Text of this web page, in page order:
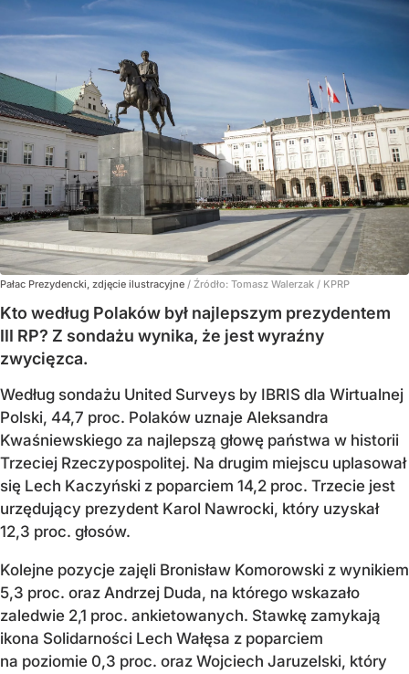
Pałac Prezydencki, zdjęcie ilustracyjne / Źródło: Tomasz Walerzak / KPRP
Kto według Polaków był najlepszym prezydentem
III RP? Z sondażu wynika, że jest wyraźny
zwycięzca.
Według sondażu United Surveys by IBRIS dla Wirtualnej
Polski, 44,7 proc. Polaków uznaje Aleksandra
Kwaśniewskiego za najlepszą głowę państwa w historii
Trzeciej Rzeczypospolitej. Na drugim miejscu uplasował
się Lech Kaczyński z poparciem 14,2 proc. Trzecie jest
urzędujący prezydent Karol Nawrocki, który uzyskał
12,3 proc. głosów.
Kolejne pozycje zajęli Bronisław Komorowski z wynikiem
5,3 proc. oraz Andrzej Duda, na którego wskazało
zaledwie 2,1 proc. ankietowanych. Stawkę zamykają
ikona Solidarności Lech Wałęsa z poparciem
na poziomie 0,3 proc. oraz Wojciech Jaruzelski, który